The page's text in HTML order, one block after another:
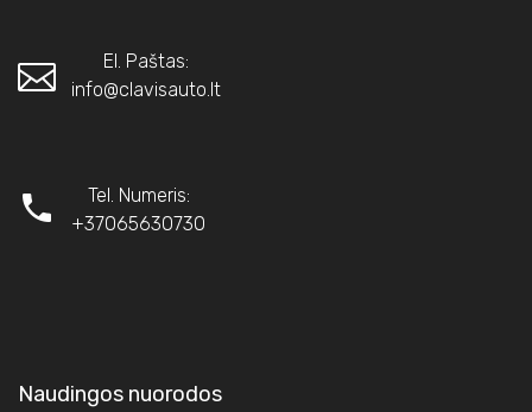
El. Paštas:
info@clavisauto.lt
Tel. Numeris:
+37065630730
Naudingos nuorodos